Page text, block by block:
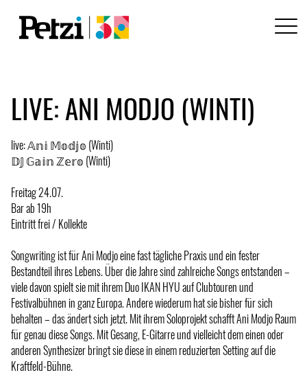
LIVE: ANI MODJO (WINTI)
live: 𝔸𝕟𝕚 𝕄𝕠𝕕𝕛𝕠 (Winti)
𝔻𝕁 𝔾𝕒𝕚𝕟 ℤ𝕖𝕣𝕠 (Winti)
Freitag 24.07.
Bar ab 19h
Eintritt frei / Kollekte
Songwriting ist für Ani Modjo eine fast tägliche Praxis und ein fester
Bestandteil ihres Lebens. Über die Jahre sind zahlreiche Songs entstanden –
viele davon spielt sie mit ihrem Duo IKAN HYU auf Clubtouren und
Festivalbühnen in ganz Europa. Andere wiederum hat sie bisher für sich
behalten – das ändert sich jetzt. Mit ihrem Soloprojekt schafft Ani Modjo Raum
für genau diese Songs. Mit Gesang, E-Gitarre und vielleicht dem einen oder
anderen Synthesizer bringt sie diese in einem reduzierten Setting auf die
Kraftfeld-Bühne.